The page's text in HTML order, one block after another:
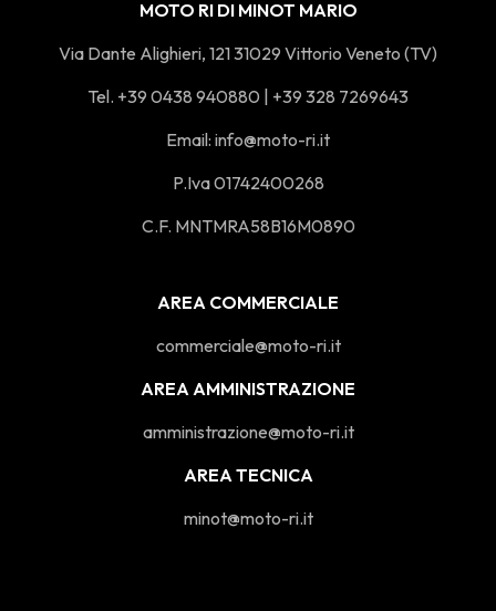
MOTO RI DI MINOT MARIO
Via Dante Alighieri, 121 31029 Vittorio Veneto (TV)
Tel. +39 0438 940880 | +39 328 7269643
Email: info@moto-ri.it
P.Iva 01742400268
C.F. MNTMRA58B16M0890
AREA COMMERCIALE
commerciale@moto-ri.it
AREA AMMINISTRAZIONE
amministrazione@moto-ri.it
AREA TECNICA
minot@moto-ri.it